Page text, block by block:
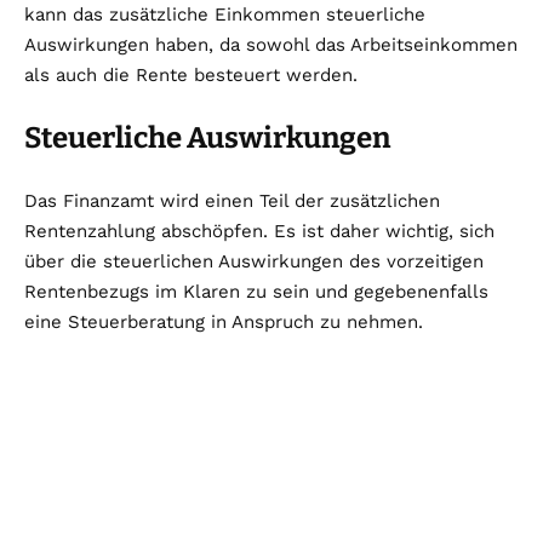
kann das zusätzliche Einkommen steuerliche
Auswirkungen haben, da sowohl das Arbeitseinkommen
als auch die Rente besteuert werden.
Steuerliche Auswirkungen
Das Finanzamt wird einen Teil der zusätzlichen
Rentenzahlung abschöpfen. Es ist daher wichtig, sich
über die steuerlichen Auswirkungen des vorzeitigen
Rentenbezugs im Klaren zu sein und gegebenenfalls
eine Steuerberatung in Anspruch zu nehmen.